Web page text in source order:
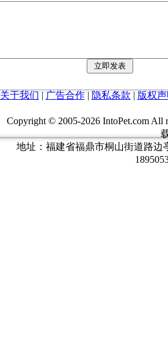
关于我们 | 广告合作| 隐私条款 | 版权
Copyright © 2005-2026 IntoPet.com
地址：福建省福鼎市桐山街道路边